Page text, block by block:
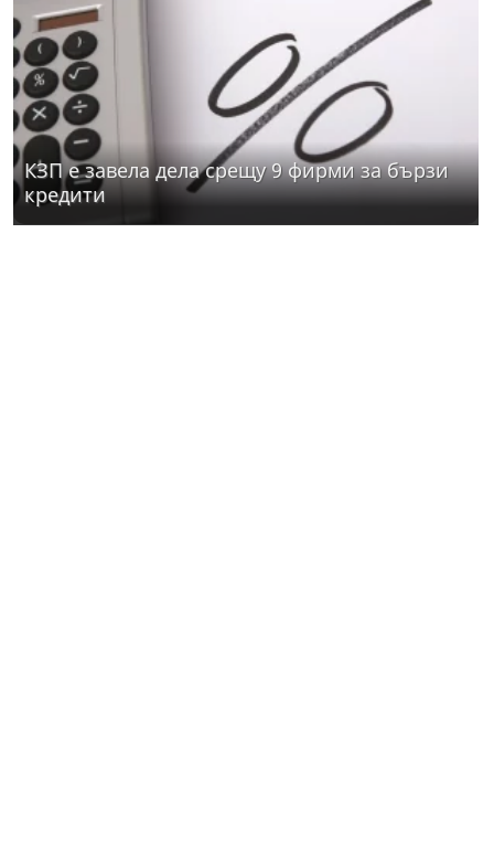
КЗП е завела дела срещу 9 фирми за бързи
кредити